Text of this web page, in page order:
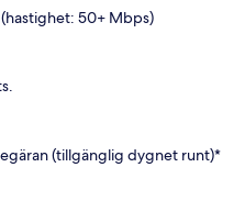
50+ Mbps)
(tillgänglig dygnet runt)*